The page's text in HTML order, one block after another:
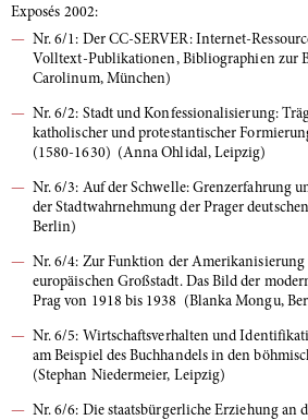
Exposés 2002:
Nr. 6/1: Der CC-SERVER: Internet-
Volltext-Publikationen, Bibliographien zur
Carolinum, München)
Nr. 6/2: Stadt und Konfessionalisierung:
katholischer und protestantischer
(1580-1630) (Anna Ohlidal, Leipzig)
Nr. 6/3: Auf der Schwelle: Grenzerfahrung
der Stadtwahrnehmung der Prager
Berlin)
Nr. 6/4: Zur Funktion der
europäischen Großstadt. Das Bild der
Prag von 1918 bis 1938 (Blanka Mongu,
Nr. 6/5: Wirtschaftsverhalten und
am Beispiel des Buchhandels in den
(Stephan Niedermeier, Leipzig)
Nr. 6/6: Die staatsbürgerliche Erziehung an